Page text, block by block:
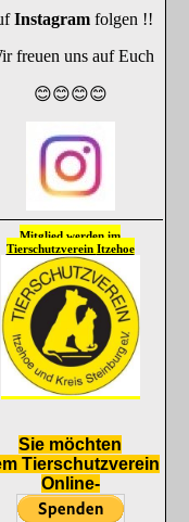
Instagramfolgen !!
freuen uns auf Euch
😊😊😊😊
Mitglied werden im
Tierschutzverein Itzehoe
Sie möchten
Tierschutzverein
Online-